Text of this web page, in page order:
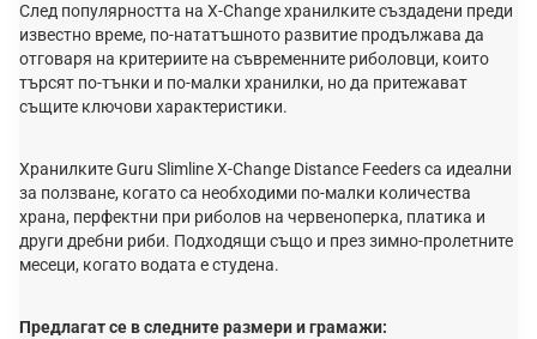
След популярността на X-Change хранилките създадени преди
известно време, по-нататъшното развитие продължава да
отговаря на критериите на съвременните риболовци, които
търсят по-тънки и по-малки хранилки, но да притежават
същите ключови характеристики.
Хранилките Guru Slimline X-Change Distance Feeders са идеални
за ползване, когато са необходими по-малки количества
храна, перфектни при риболов на червеноперка, платика и
други дребни риби. Подходящи също и през зимно-пролетните
месеци, когато водата е студена.
Предлагат се в следните размери и грамажи: